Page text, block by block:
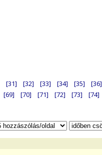
[31] [32] [33] [34] [35] [36]
[69] [70] [71] [72] [73] [74]